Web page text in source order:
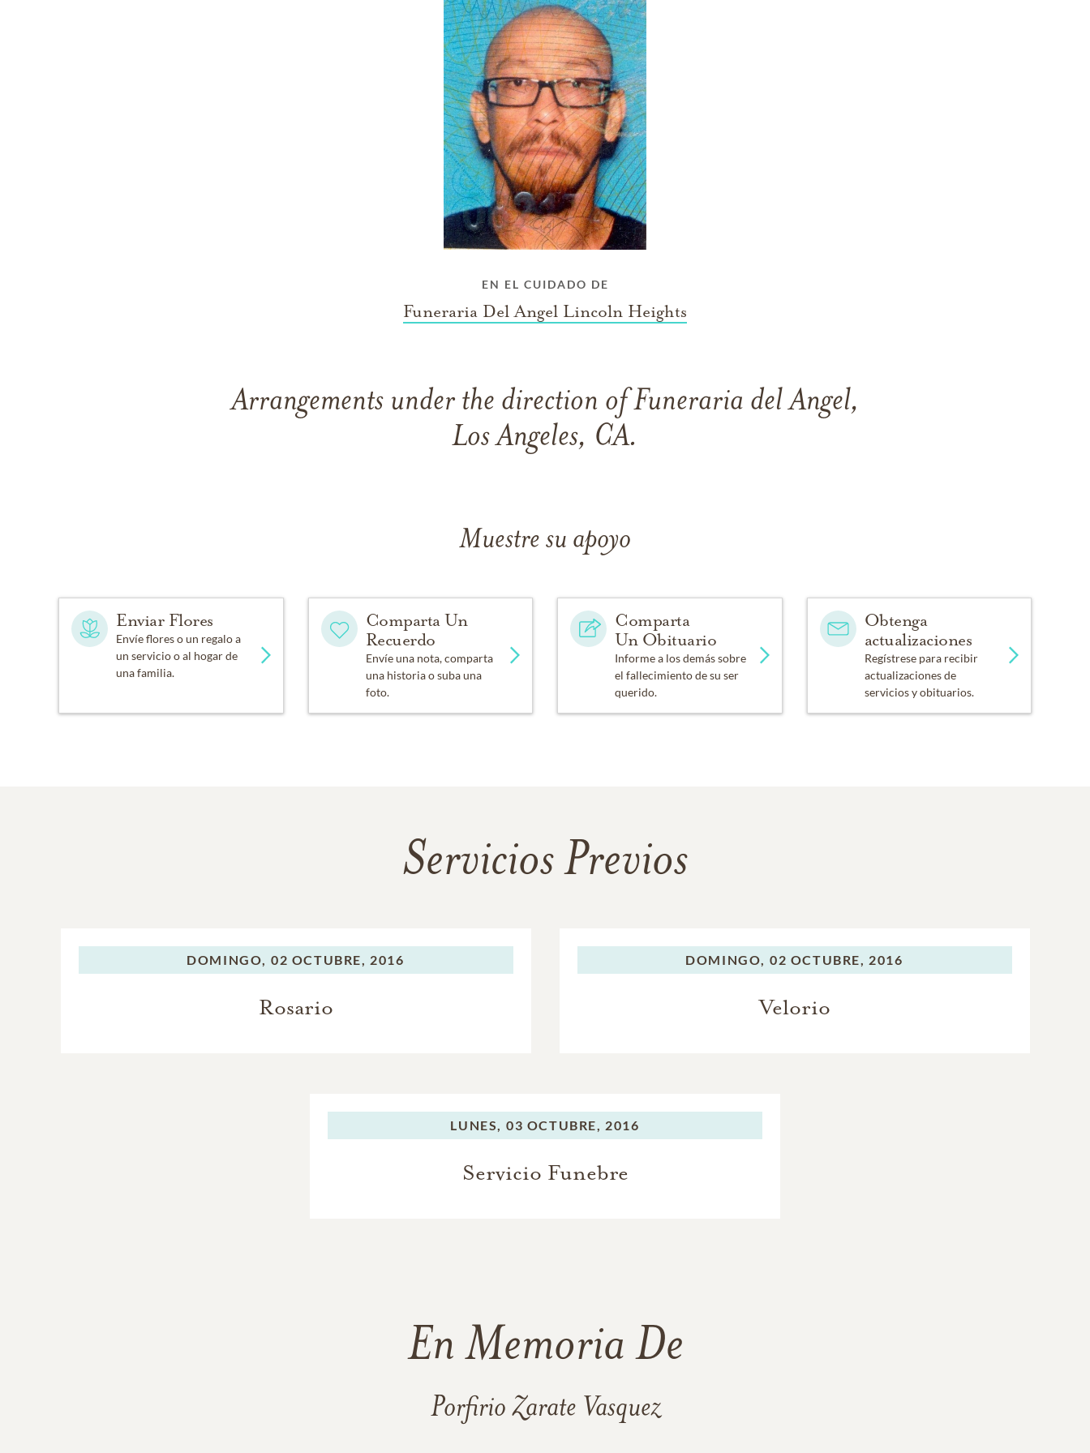
EN EL CUIDADO DE
Funeraria Del Angel Lincoln Heights
Arrangements under the direction of Funeraria del Angel,
Los Angeles, CA.
Muestre su apoyo
Enviar Flores
Envíe flores o un regalo a
un servicio o al hogar de
una familia.
Comparta Un
Recuerdo
Envíe una nota, comparta
una historia o suba una
foto.
Comparta
Un Obituario
Informe a los demás sobre
el fallecimiento de su ser
querido.
Obtenga
actualizaciones
Regístrese para recibir
actualizaciones de
servicios y obituarios.
Servicios Previos
DOMINGO, 02 OCTUBRE, 2016
Rosario
DOMINGO, 02 OCTUBRE, 2016
Velorio
LUNES, 03 OCTUBRE, 2016
Servicio Funebre
En Memoria De
Porfirio Zarate Vasquez